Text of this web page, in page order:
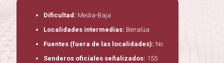
Dificultad: Media-Baja
Localidades intermedias: Benalúa
Fuentes (fuera de las localidades): No
Senderos oficiales señalizados: 155: